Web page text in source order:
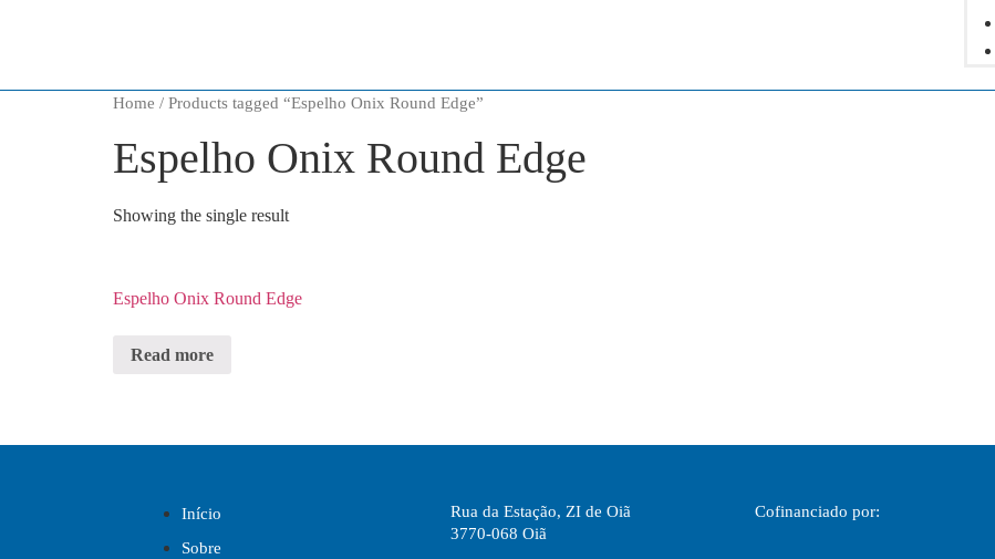
Home / Products tagged “Espelho Onix Round Edge”
Espelho Onix Round Edge
Showing the single result
Espelho Onix Round Edge
Read more
Início
Sobre
Rua da Estação, ZI de Oiã
3770-068 Oiã
Cofinanciado por: